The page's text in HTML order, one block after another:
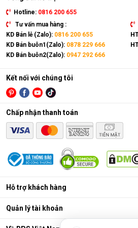
Năm 1995, Kaadas cho ra mắt
năm phát triển, Kaadas đã mở rộng
mình trên 67 quốc gia và phục vị hơn
Hiện nay, Kaadas sở hữu 3 trung
(R&D) đặt tại Đức, Hàn Quốc và
50 chuyên gia hàng đầu trong lĩnh
Kaadas không ngừng đổi mới và
Hotline: 0816 200 655
Tư vấn mua hàng :
KD Bán lẻ (Zalo): 0816 200 655
KD Bán buôn1(Zalo): 0878 229 666
KD Bán buôn2(Zalo): 0947 292 666
Hỗ trợ khách hàng
Quản lý tài khoản
Kết nối với chúng tôi
Chấp nhận thanh toán